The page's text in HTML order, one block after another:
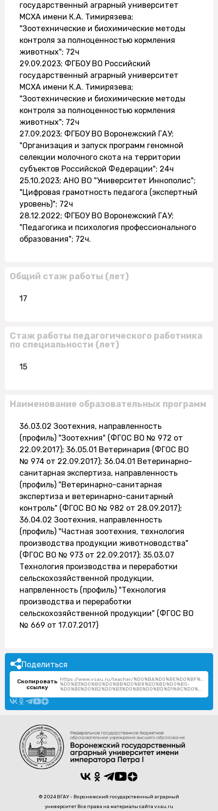
государственный аграрный университет
МСХА имени К.А. Тимирязева;
"Зоотехнические и биохимические методы
контроля за полноценностью кормления
животных"; 72ч
29.09.2023; ФГБОУ ВО Российский
государственный аграрный университет
МСХА имени К.А. Тимирязева;
"Зоотехнические и биохимические методы
контроля за полноценностью кормления
животных"; 72ч
27.09.2023; ФГБОУ ВО Воронежский ГАУ;
"Организация и запуск программ геномной
селекции молочного скота на территории
субъектов Российской Федерации"; 24ч
25.10.2023; АНО ВО "Университет Иннополис";
"Цифровая грамотность педагога (экспертный
уровень)"; 72ч
28.12.2022; ФГБОУ ВО Воронежский ГАУ;
"Педагогика и психология профессионального
образования"; 72ч.
Общий стаж работы (лет)
17
Стаж работы педагогического работника
по специальности (лет)
15
Наименование образовательных программ
36.03.02 Зоотехния, направленность
(профиль) "Зоотехния" (ФГОС ВО № 972 от
22.09.2017); 36.05.01 Ветеринария (ФГОС ВО
№ 974 от 22.09.2017); 36.04.01 Ветеринарно-
санитарная экспертиза, направленность
(профиль) "Ветеринарно-санитарная
экспертиза и ветеринарно-санитарный
контроль" (ФГОС ВО № 982 от 28.09.2017);
36.04.02 Зоотехния, направленность
(профиль) "Частная зоотехния, технология
производства продукции животноводства"
(ФГОС ВО № 973 от 22.09.2017); 35.03.07
Технология производства и переработки
сельскохозяйственной продукции,
напрвленность (профиль) "Технология
производства и переработки
сельскохозяйственной продукции" (ФГОС ВО
№ 669 от 17.07.2017)
Поделиться
Скопировать
ссылку
https://www.vsau.ru/teacher/
%D0%B3%D0%B0%D0%BB%D0%B8%D0%BD%D0%B0-
%D0%B5%D0%B2%D0%B3%D0%B5%D0%BD%D1%8C%D0%B5%D0%B2%D0%BD%D0%B0/
© 2024 ВГАУ - Воронежский государственный аграрный
университет Все права на материалы сайта vsau.ru